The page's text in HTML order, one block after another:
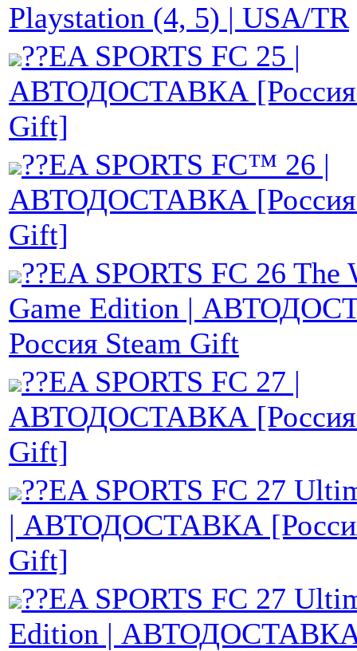
Playstation (4, 5) | USA/TR
??EA SPORTS FC 25 |
АВТОДОСТАВКА [Россия
Gift]
??EA SPORTS FC™ 26 |
АВТОДОСТАВКА [Россия
Gift]
??EA SPORTS FC 26 The
Game Edition |
Россия Steam Gift
??EA SPORTS FC 27 |
АВТОДОСТАВКА [Россия
Gift]
??EA SPORTS FC 27
| АВТОДОСТАВКА
Gift]
??EA SPORTS FC 27
Edition | АВТОДОСТАВКА